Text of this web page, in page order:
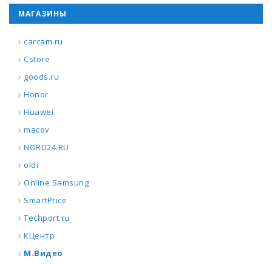
МАГАЗИНЫ
carcam.ru
Cstore
goods.ru
Honor
Huawei
macov
NORD24.RU
oldi
Online Samsung
SmartPrice
Techport.ru
КЦентр
М.Видео